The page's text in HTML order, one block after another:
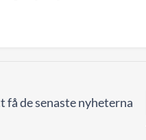
de senaste nyheterna